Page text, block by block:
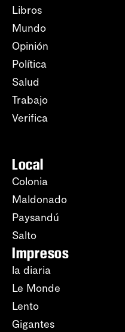
Libros
Mundo
Opinión
Política
Salud
Trabajo
Verifica
Local
Colonia
Maldonado
Paysandú
Salto
Impresos
la diaria
Le Monde
Lento
Gigantes